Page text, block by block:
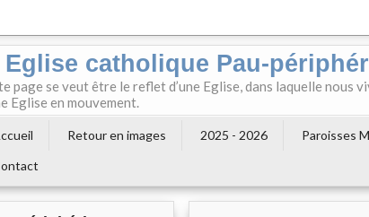
Eglise catholique Pau-
page se veut être le reflet d’une Eglise, dans laquelle nous
Eglise en mouvement.
Retour en images 2025 - 2026 Paroisses